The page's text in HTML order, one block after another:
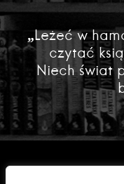
„Leżeć w
czytać
Niech świat